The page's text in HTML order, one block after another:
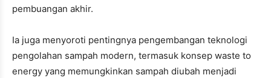
pembuangan akhir.
Ia juga menyoroti pentingnya pengembangan teknologi
pengolahan sampah modern, termasuk konsep waste to
energy yang memungkinkan sampah diubah menjadi